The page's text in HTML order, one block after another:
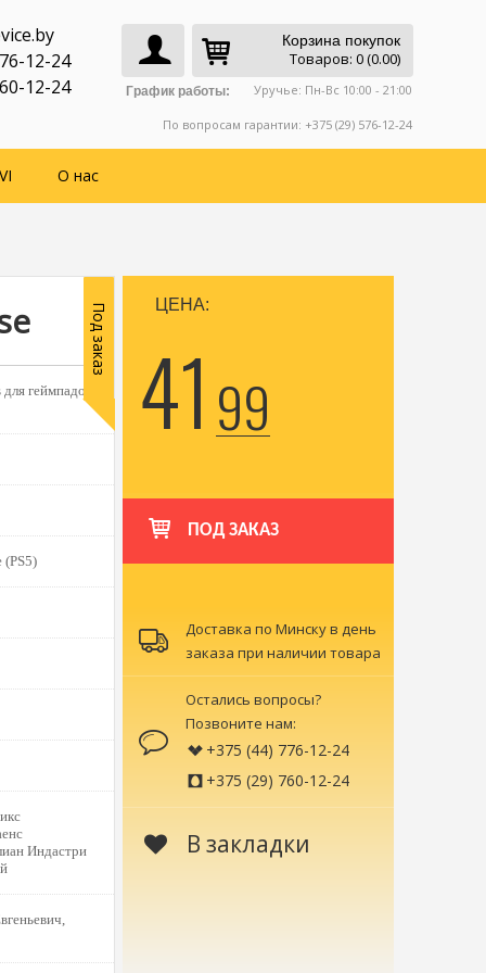
Корзина покупок
Товаров: 0 (0.00)
График работы: Уручье: Пн-Вс 10:00 - 21:00
По вопросам гарантии: +375 (29) 576-12-24
12-24
12-24
О нас
геймпадов
(PS5)
Индастри
Под заказ ЦЕНА:
41 99
ПОД ЗАКАЗ
Доставка по Минску в день
заказа при наличии товара
Остались вопросы?
Позвоните нам:
+375 (44) 776-12-24
+375 (29) 760-12-24
В закладки